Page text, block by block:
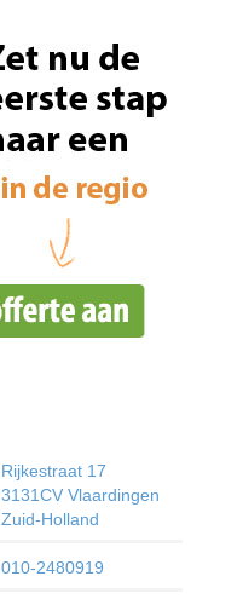
Rijkestraat 17
3131CV Vlaardingen
Zuid-Holland
010-2480919